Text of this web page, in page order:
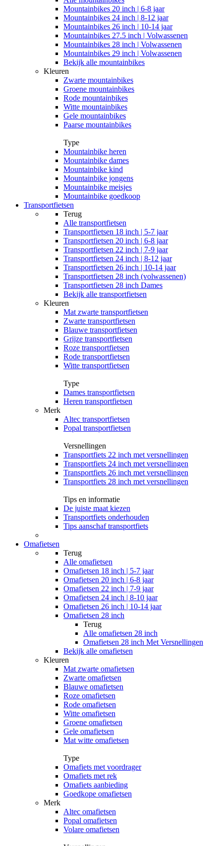
Mountainbikes 20 inch | 6-8 jaar
Mountainbikes 24 inch | 8-12 jaar
Mountainbikes 26 inch | 10-14 jaar
Mountainbikes 27.5 inch | Volwassenen
Mountainbikes 28 inch | Volwassenen
Mountainbikes 29 inch | Volwassenen
Bekijk alle mountainbikes
Kleuren
Zwarte mountainbikes
Groene mountainbikes
Rode mountainbikes
Witte mountainbikes
Gele mountainbikes
Paarse mountainbikes
Type
Mountainbike heren
Mountainbike dames
Mountainbike kind
Mountainbike jongens
Mountainbike meisjes
Mountainbike goedkoop
Transportfietsen
Terug
Alle transportfietsen
Transportfietsen 18 inch | 5-7 jaar
Transportfietsen 20 inch | 6-8 jaar
Transportfietsen 22 inch | 7-9 jaar
Transportfietsen 24 inch | 8-12 jaar
Transportfietsen 26 inch | 10-14 jaar
Transportfietsen 28 inch (volwassenen)
Transportfietsen 28 inch Dames
Bekijk alle transportfietsen
Kleuren
Mat zwarte transportfietsen
Zwarte transportfietsen
Blauwe transportfietsen
Grijze transportfietsen
Roze transportfietsen
Rode transportfietsen
Witte transportfietsen
Type
Dames transportfietsen
Heren transportfietsen
Merk
Altec transportfietsen
Popal transportfietsen
Versnellingen
Transportfiets 22 inch met versnellingen
Transportfiets 24 inch met versnellingen
Transportfiets 26 inch met versnellingen
Transportfiets 28 inch met versnellingen
Tips en informatie
De juiste maat kiezen
Transportfiets onderhouden
Tips aanschaf transportfiets
Omafietsen
Terug
Alle omafietsen
Omafietsen 18 inch | 5-7 jaar
Omafietsen 20 inch | 6-8 jaar
Omafietsen 22 inch | 7-9 jaar
Omafietsen 24 inch | 8-10 jaar
Omafietsen 26 inch | 10-14 jaar
Omafietsen 28 inch
Terug
Alle omafietsen 28 inch
Omafietsen 28 inch Met Versnellingen
Bekijk alle omafietsen
Kleuren
Mat zwarte omafietsen
Zwarte omafietsen
Blauwe omafietsen
Roze omafietsen
Rode omafietsen
Witte omafietsen
Groene omafietsen
Gele omafietsen
Mat witte omafietsen
Type
Omafiets met voordrager
Omafiets met rek
Omafiets aanbieding
Goedkope omafietsen
Merk
Altec omafietsen
Popal omafietsen
Volare omafietsen